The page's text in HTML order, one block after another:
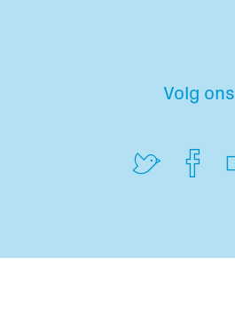
Volg ons